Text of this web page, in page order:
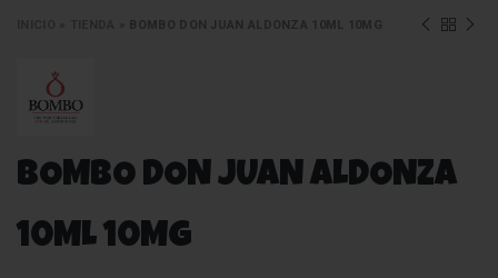
BOMBO DON JUAN ALDONZA 10ML 10MG
BOMBO DON JUAN ALDONZA
10ML 10MG